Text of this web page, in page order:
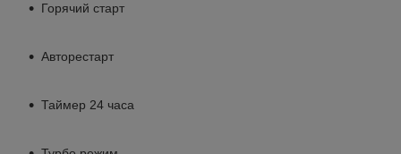
Горячий старт
Авторестарт
Таймер 24 часа